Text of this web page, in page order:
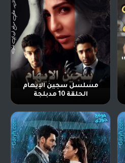
مسلسل سجين الإيهام
الحلقة 10 مدبلجة